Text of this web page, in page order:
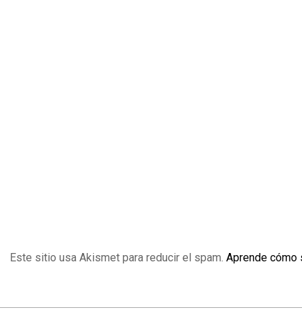
Este sitio usa Akismet para reducir el spam. Aprende cómo